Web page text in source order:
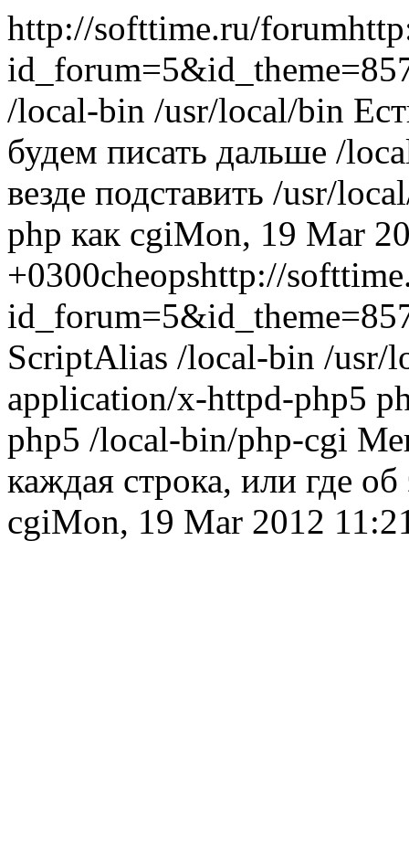
http://softtime.ru/forum
/local-bin /usr/local/bin
будем писать дальше /
везде подставить /usr/
php как cgiMon, 19 Mar
+0300cheopshttp://
ScriptAlias /local-bin /usr/
application/x-httpd-php5
php5 /local-bin/php-cgi
каждая строка, или где
cgiMon, 19 Mar 2012